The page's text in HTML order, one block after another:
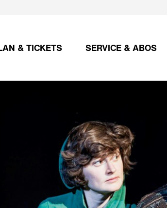
& TICKETS SERVICE & ABOS